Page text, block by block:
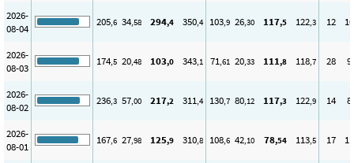
2026-
08-04
205,6 34,58 294,4 350,4 103,9 26,30 117,5 122,3 12 10
2026-
08-03
174,5 20,48 103,0 343,1 71,61 20,33 111,8 118,7 28 9
2026-
08-02
236,3 57,00 217,2 311,4 130,7 80,12 117,3 122,9 14 8
2026-
08-01
167,6 27,98 125,9 310,8 108,6 42,10 78,54 113,5 17 11